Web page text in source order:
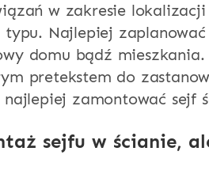
w zakresie
typu. Najlepiej
domu bądź
pretekstem do
zamontować sejf
sejfu w ścianie,